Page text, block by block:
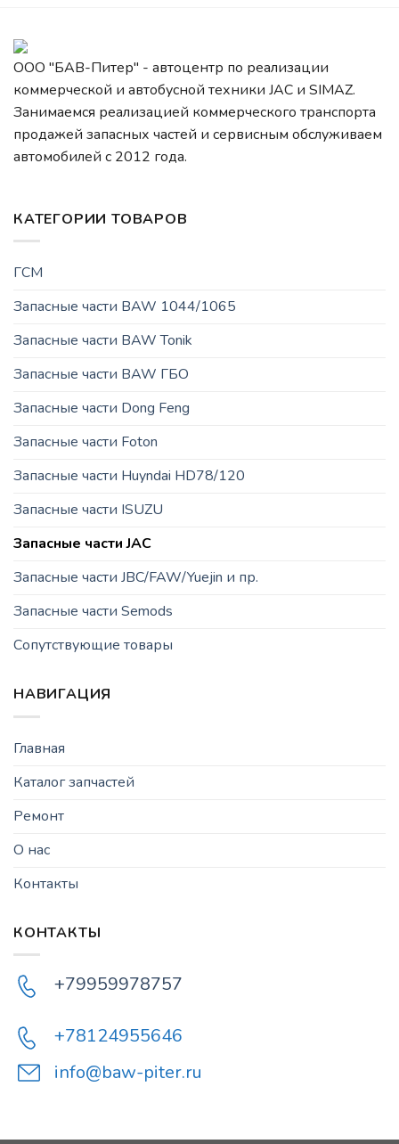
ООО "БАВ-Питер" - автоцентр по реализации
коммерческой и автобусной техники JAC и SIMAZ.
Занимаемся реализацией коммерческого транспорта
продажей запасных частей и сервисным обслуживаем
автомобилей c 2012 года.
КАТЕГОРИИ ТОВАРОВ
ГСМ
Запасные части BAW 1044/1065
Запасные части BAW Tonik
Запасные части BAW ГБО
Запасные части Dong Feng
Запасные части Foton
Запасные части Huyndai HD78/120
Запасные части ISUZU
Запасные части JAC
Запасные части JBC/FAW/Yuejin и пр.
Запасные части Semods
Сопутствующие товары
НАВИГАЦИЯ
Главная
Каталог запчастей
Ремонт
О нас
Контакты
КОНТАКТЫ
+79959978757
+78124955646
info@baw-piter.ru